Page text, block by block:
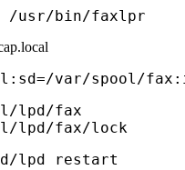
/usr/bin/faxlpr
var/spool/
lpd/fax
lpd/fax/lock
lpd restart